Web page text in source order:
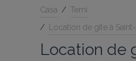
Casa / Temi
/ Location de gîte à
Location de